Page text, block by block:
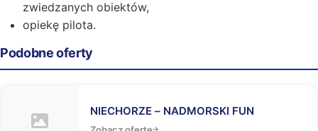
zwiedzanych obiektów,
opiekę pilota.
Podobne oferty
NIECHORZE – NADMORSKI FUN